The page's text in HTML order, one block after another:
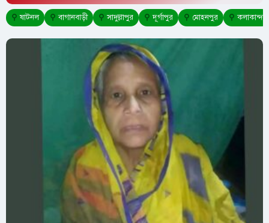
⚲ ষাটনল ⚲ বাগানবাড়ী ⚲ সাদুল্লাপুর ⚲ দূর্গাপুর ⚲ মোহনপুর ⚲ কলাকান্দা